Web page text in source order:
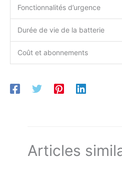
tout
et
Fonctionnalités d’urgence
Durée de vie de la batterie
Coût et abonnements
Articles